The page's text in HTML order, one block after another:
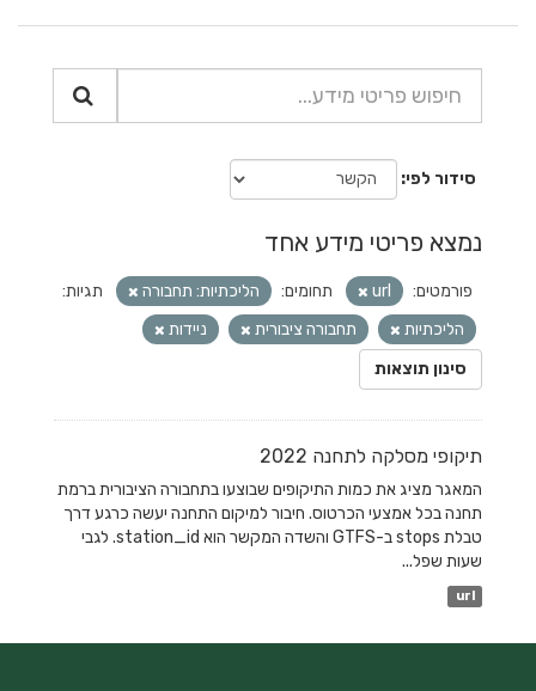
סידור לפי
נמצא פריטי מידע אחד
פורמטים: url תחומים: הליכתיות: תחבורה
תגיות:
הליכתיות
תחבורה ציבורית
ניידות
סינון תוצאות
תיקופי מסלקה לתחנה 2022
המאגר מציג את כמות התיקופים שבוצעו בתחבורה הציבורית ברמת
תחנה בכל אמצעי הכרטוס. חיבור למיקום התחנה יעשה כרגע דרך
טבלת stops ב-GTFS והשדה המקשר הוא station_id. לגבי
שעות שפל...
url